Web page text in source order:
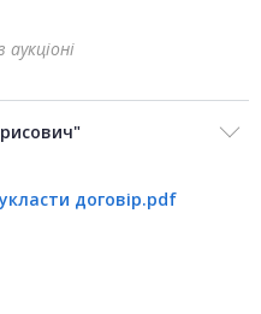
договір.pdf